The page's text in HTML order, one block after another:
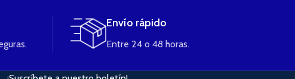
Envío rápido
Entre 24 o 48 horas.